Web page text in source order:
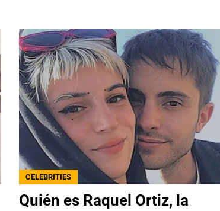
CELEBRITIES
Quién es Raquel Ortiz, la